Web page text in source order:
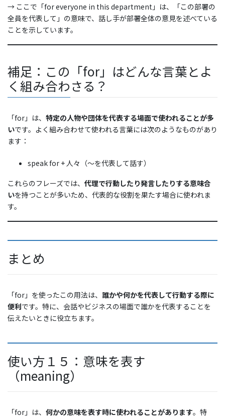
→ ここで「for everyone in this department」は、「この部署の
全員を代表して」の意味で、話し手が部署全体の意見を述べている
ことを示しています。
補足：この「for」はどんな言葉とよ
く組み合わさる？
「for」は、 特定の人物や団体を代表する場面で使われることが多
いです。よく組み合わせて使われる言葉には次のようなものがあり
ます：
speak for + 人々（〜を代表して話す）
これらのフレーズでは、 代理で行動したり発言したりする意味合
いを持つことが多いため、代表的な役割を果たす場合に使われま
す。
まとめ
「for」を使ったこの用法は、 誰かや何かを代表して行動する際に
便利です。特に、会話やビジネスの場面で誰かを代表することを
伝えたいときに役立ちます。
使い方１５：意味を表す
（meaning）
「for」は、 何かの意味を表す時に使われることがあります。特